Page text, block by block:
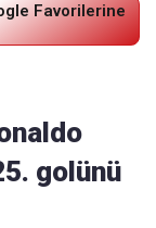
Favorilerine
golünü